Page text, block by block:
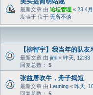
最新文章 由 论坛管理 « 23 4
发表于 位于 无所不谈
【柳智宇】我当年的队
最新文章 由 jiml « 昨天, 12:33
回复总数： 5
张益唐吹牛，舟子揭短
最新文章 由 Leuning « 昨天,
回复总数： 5